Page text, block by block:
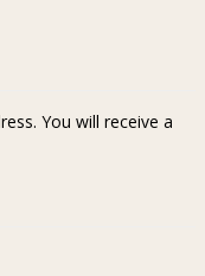
You will receive a